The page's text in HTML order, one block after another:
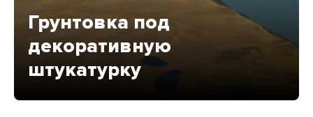
Грунтовка под
декоративную
штукатурку